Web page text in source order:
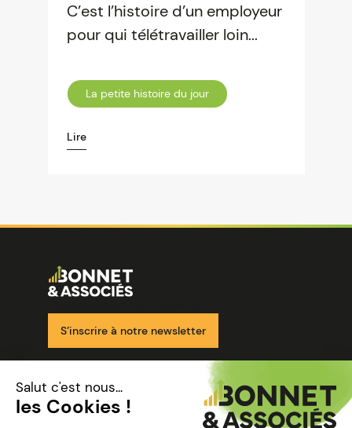
C’est l’histoire d’un employeur
pour qui télétravailler loin...
La petite histoire du jour
Lire
Image
S’inscrire à notre newsletter
Nos solutions
Nos cabinets